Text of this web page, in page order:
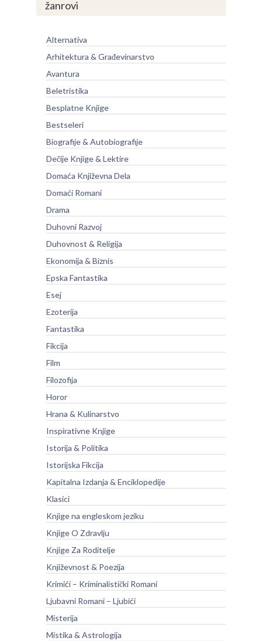
žanrovi
Alternativa
Arhitektura & Građevinarstvo
Avantura
Beletristika
Besplatne Knjige
Bestseleri
Biografije & Autobiografije
Dečije Knjige & Lektire
Domaća Književna Dela
Domaći Romani
Drama
Duhovni Razvoj
Duhovnost & Religija
Ekonomija & Biznis
Epska Fantastika
Esej
Ezoterija
Fantastika
Fikcija
Film
Filozofija
Horor
Hrana & Kulinarstvo
Inspirativne Knjige
Istorija & Politika
Istorijska Fikcija
Kapitalna Izdanja & Enciklopedije
Klasici
Knjige na engleskom jeziku
Knjige O Zdravlju
Knjige Za Roditelje
Književnost & Poezija
Krimići – Kriminalistički Romani
Ljubavni Romani – Ljubići
Misterija
Mistika & Astrologija